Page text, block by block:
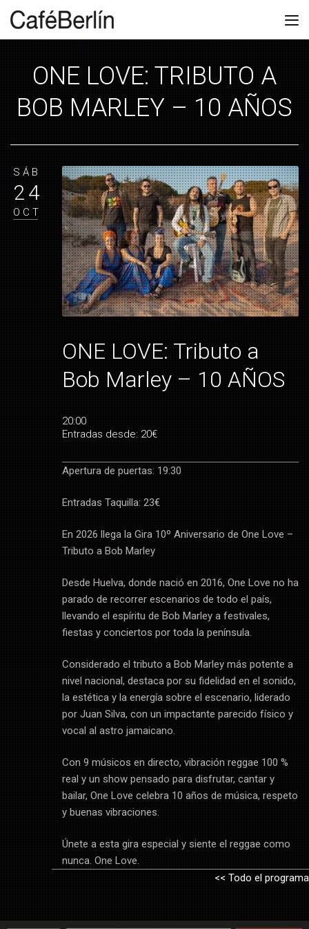
ONE LOVE: TRIBUTO A
BOB MARLEY – 10 AÑOS
SÁB
24
OCT
ONE LOVE: Tributo a
Bob Marley – 10 AÑOS
20:00
Entradas desde: 20€
Apertura de puertas: 19:30
Entradas Taquilla: 23€
En 2026 llega la Gira 10º Aniversario de One Love –
Tributo a Bob Marley
Desde Huelva, donde nació en 2016, One Love no ha
parado de recorrer escenarios de todo el país,
llevando el espíritu de Bob Marley a festivales,
fiestas y conciertos por toda la península.
Considerado el tributo a Bob Marley más potente a
nivel nacional, destaca por su fidelidad en el sonido,
la estética y la energía sobre el escenario, liderado
por Juan Silva, con un impactante parecido físico y
vocal al astro jamaicano.
Con 9 músicos en directo, vibración reggae 100 %
real y un show pensado para disfrutar, cantar y
bailar, One Love celebra 10 años de música, respeto
y buenas vibraciones.
Únete a esta gira especial y siente el reggae como
nunca. One Love.
<< Todo el programa